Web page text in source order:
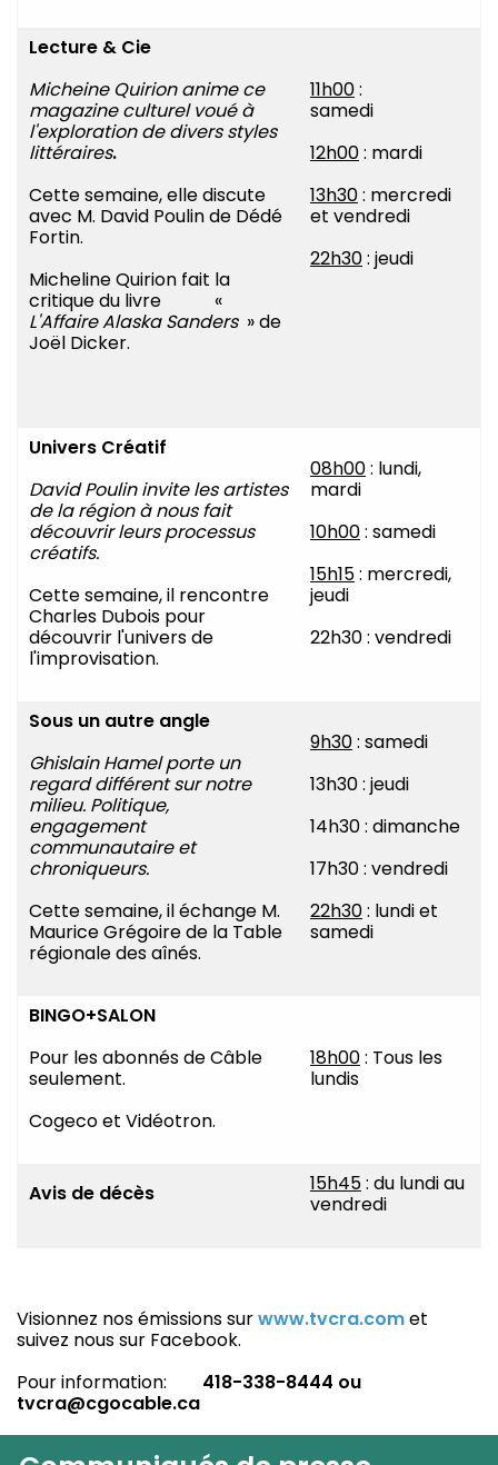
Lecture & Cie
Micheine Quirionanime ce
magazine culturel voué à
l'exploration de divers styles
littéraires.
Cette semaine, elle discute
avec M. David Poulin de Dédé
Fortin.
Micheline Quirion fait la
critique du livre «
L'Affaire Alaska Sanders » de
Joël Dicker.
11h00:
samedi
12h00: mardi
13h30: mercredi
et vendredi
22h30: jeudi
Univers Créatif
David Poulin invite les artistes
de la région ànous fait
découvrir leurs processus
créatifs.
Cette semaine, il rencontre
Charles Dubois pour
découvrir l'univers de
l'improvisation.
08h00: lundi,
mardi
10h00: samedi
15h15: mercredi,
jeudi
22h30 : vendredi
Sous un autre angle
Ghislain Hamel porte un
regard différent sur notre
milieu. Politique,
engagement
communautaire et
chroniqueurs.
Cette semaine, il échange M.
Maurice Grégoire de la Table
régionale des aînés.
9h30: samedi
13h30 : jeudi
14h30 : dimanche
17h30 : vendredi
22h30: lundi et
samedi
BINGO+SALON
Pour les abonnés de Câble
seulement.
Cogeco et Vidéotron.
18h00: Tous les
lundis
Avis de décès 15h45: du lundi au
vendredi
Visionnez nos émissions surwww.tvcra.comet
suivez nous sur Facebook.
Pour information: 418-338-8444 ou
tvcra@cgocable.ca